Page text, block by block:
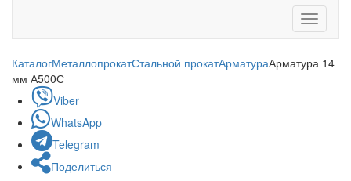
Toggle
КаталогМеталлопрокатСтальной прокатАрматураАрматура 14
мм А500С
Viber
WhatsApp
Telegram
Поделиться